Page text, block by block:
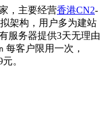
，主要经营香港CN2-
架构，用户多为建站
服务器提供3天无理由
每客户限用一次，
。